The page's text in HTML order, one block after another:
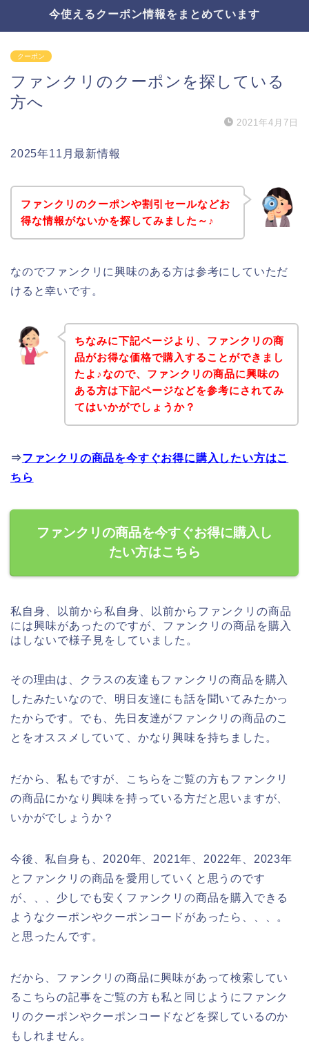
今使えるクーポン情報をまとめています
クーポン
ファンクリのクーポンを探している
方へ
2021年4月7日
2025年11月最新情報
ファンクリのクーポンや割引セールなどお
得な情報がないかを探してみました～♪
なのでファンクリに興味のある方は参考にしていただ
けると幸いです。
ちなみに下記ページより、ファンクリの商
品がお得な価格で購入することができまし
たよ♪なので、ファンクリの商品に興味の
ある方は下記ページなどを参考にされてみ
てはいかがでしょうか？
⇒ファンクリの商品を今すぐお得に購入したい方はこ
ちら
ファンクリの商品を今すぐお得に購入し
たい方はこちら
私自身、以前から私自身、以前からファンクリの商品
には興味があったのですが、ファンクリの商品を購入
はしないで様子見をしていました。
その理由は、クラスの友達もファンクリの商品を購入
したみたいなので、明日友達にも話を聞いてみたかっ
たからです。でも、先日友達がファンクリの商品のこ
とをオススメしていて、かなり興味を持ちました。
だから、私もですが、こちらをご覧の方もファンクリ
の商品にかなり興味を持っている方だと思いますが、
いかがでしょうか？
今後、私自身も、2020年、2021年、2022年、2023年
とファンクリの商品を愛用していくと思うのです
が、、、少しでも安くファンクリの商品を購入できる
ようなクーポンやクーポンコードがあったら、、、。
と思ったんです。
だから、ファンクリの商品に興味があって検索してい
るこちらの記事をご覧の方も私と同じようにファンク
リのクーポンやクーポンコードなどを探しているのか
もしれません。